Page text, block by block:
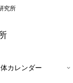
究所
カレンダー